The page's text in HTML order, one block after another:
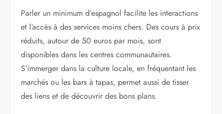
Parler un minimum d’espagnol facilite les interactions
et l’accès à des services moins chers. Des cours à prix
réduits, autour de 50 euros par mois, sont
disponibles dans les centres communautaires.
S’immerger dans la culture locale, en fréquentant les
marchés ou les bars à tapas, permet aussi de tisser
des liens et de découvrir des bons plans.